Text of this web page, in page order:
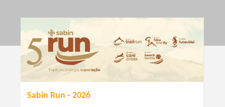
Sabin Run - 2026